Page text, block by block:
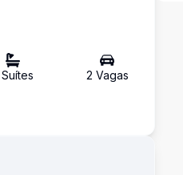
Suítes 2 Vagas